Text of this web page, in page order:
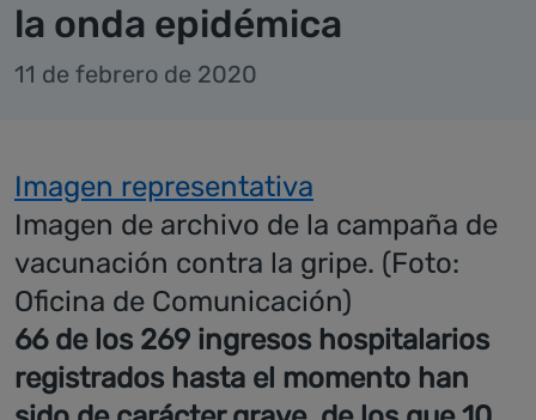
la onda epidémica
11 de febrero de 2020
Imagen representativa
Imagen de archivo de la campaña de
vacunación contra la gripe. (Foto:
Oficina de Comunicación)
66 de los 269 ingresos hospitalarios
registrados hasta el momento han